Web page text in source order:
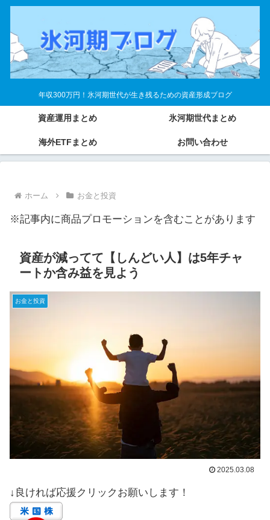
年収300万円！氷河期世代が生き残るための資産形成ブログ
資産運用まとめ 氷河期世代まとめ
海外ETFまとめ お問い合わせ
ホーム お金と投資
※記事内に商品プロモーションを含むことがあります
資産が減ってて【しんどい人】は5年チャ
ートか含み益を見よう
お金と投資
2025.03.08
↓良ければ応援クリックお願いします！